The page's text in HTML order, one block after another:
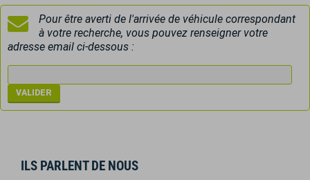
Pour être averti de l'arrivée de véhicule correspondant
à votre recherche, vous pouvez renseigner votre
adresse email ci-dessous :
ILS PARLENT DE NOUS